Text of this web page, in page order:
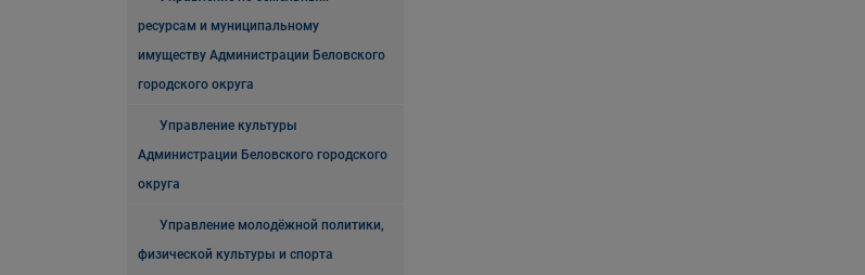
ресурсам и муниципальному
имуществу Администрации Беловского
городского округа
Управление культуры
Администрации Беловского городского
округа
Управление молодёжной политики,
физической культуры и спорта